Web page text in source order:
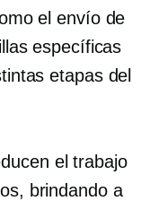
el envío de
específicas
etapas del
el trabajo
brindando a